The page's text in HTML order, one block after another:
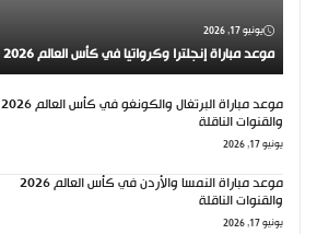
يونيو 17, 2026
موعد مباراة إنجلترا وكرواتيا في كأس العالم 2026 والقنوات الناقلة
موعد مباراة البرتغال والكونغو في كأس العالم 2026
والقنوات الناقلة
يونيو 17, 2026
موعد مباراة النمسا والأردن في كأس العالم 2026
والقنوات الناقلة
يونيو 17, 2026